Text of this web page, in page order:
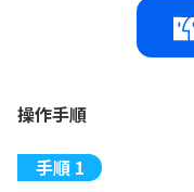
操作手順